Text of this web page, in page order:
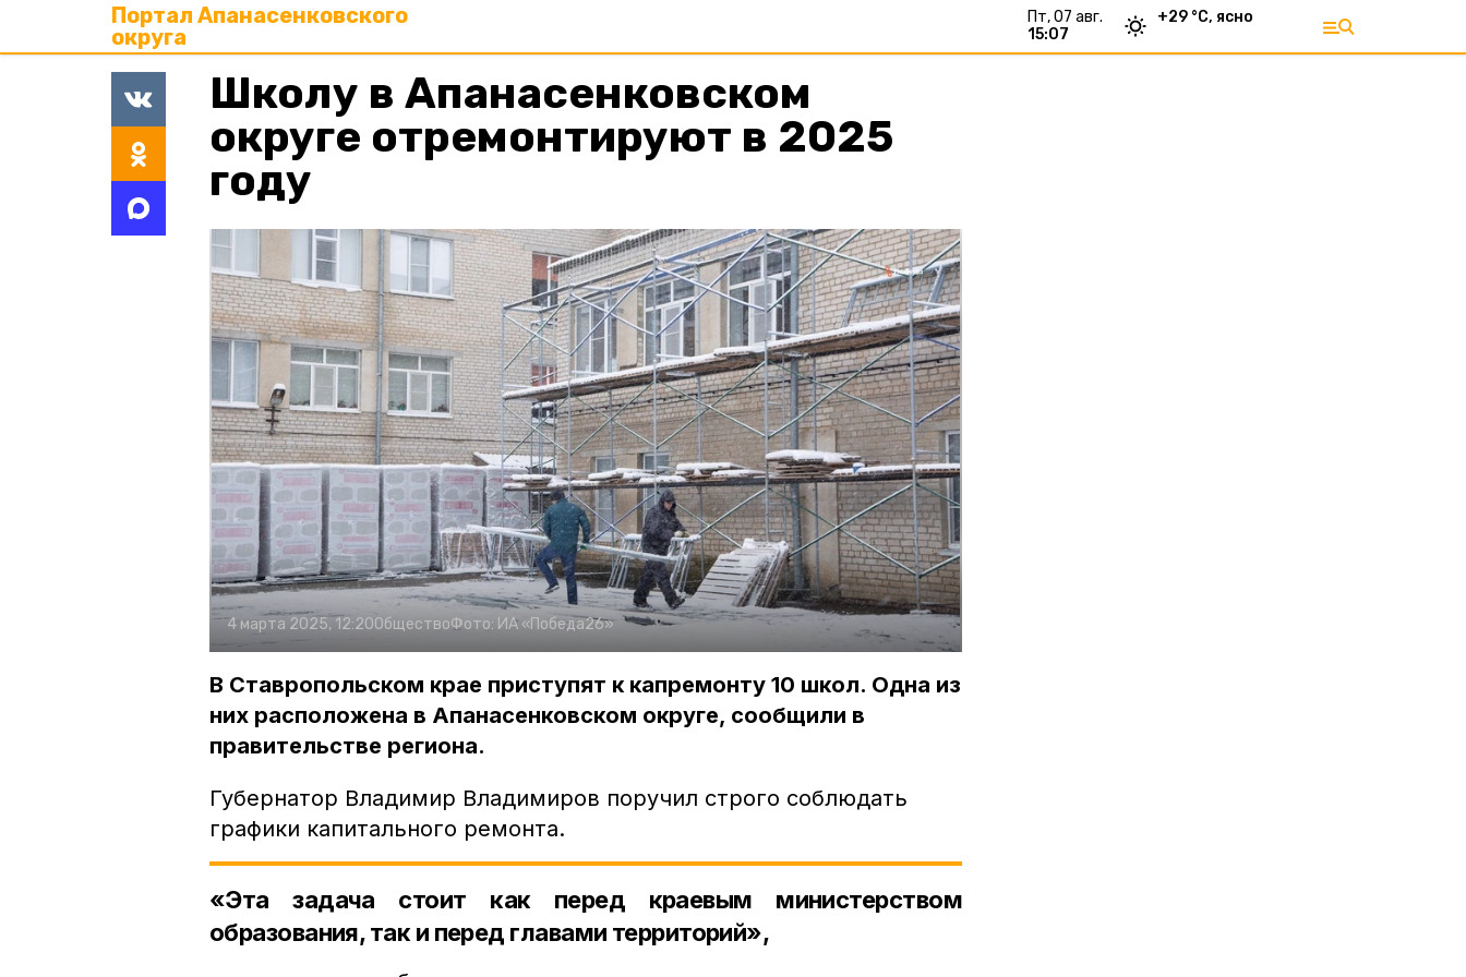
Портал Апанасенковского
округа
пт, 07 авг.
15:07
+29 °С, ясно
Школу в Апанасенковском
округе отремонтируют в 2025
году
4 марта 2025, 12:20ОбществоФото: ИА «Победа26»
В Ставропольском крае приступят к капремонту 10 школ. Одна из
них расположена в Апанасенковском округе, сообщили в
правительстве региона.
Губернатор Владимир Владимиров поручил строго соблюдать
графики капитального ремонта.
«Эта задача стоит как перед краевым министерством
образования, так и перед главами территорий»,